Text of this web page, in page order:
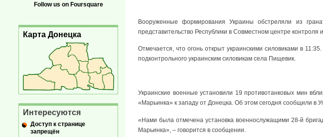
Вооруженные формирования Украины обстреляли из
представительство Республики в Совместном центре
Отмечается, что огонь открыт украинскими силовиками в
подконтрольного украинским силовикам села Пищевик.
Украинские военные установили 19 противотанковых мин
«Марьинка» к западу от Донецка. Об этом сегодня сообщили в
«Нами была отмечена установка военнослужащими 28-й
Марьинка», – говорится в сообщении.
Follow us on Foursquare
Карта Донецка
Интересуются
Доступ к странице
запрещён